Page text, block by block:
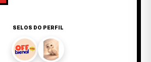
SELOS DO PERFIL